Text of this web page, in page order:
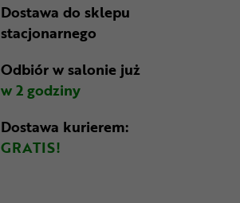
Dostawa do sklepu
stacjonarnego
Odbiór w salonie już
w 2 godziny
Dostawa kurierem:
GRATIS!